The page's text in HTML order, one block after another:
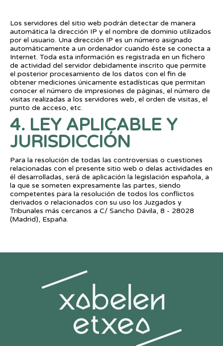
Los servidores del sitio web podrán detectar de manera
automática la dirección IP y el nombre de dominio utilizados
por el usuario. Una dirección IP es un número asignado
automáticamente a un ordenador cuando éste se conecta a
Internet. Toda esta información es registrada en un fichero
de actividad del servidor debidamente inscrito que permite
el posterior procesamiento de los datos con el fin de
obtener mediciones únicamente estadísticas que permitan
conocer el número de impresiones de páginas, el número de
visitas realizadas a los servidores web, el orden de visitas, el
punto de acceso, etc.
4. LEY APLICABLE Y
JURISDICCIÓN
Para la resolución de todas las controversias o cuestiones
relacionadas con el presente sitio web o delas actividades en
él desarrolladas, será de aplicación la legislación española, a
la que se someten expresamente las partes, siendo
competentes para la resolución de todos los conflictos
derivados o relacionados con su uso los Juzgados y
Tribunales más cercanos a C/ Sancho Dávila, 8 - 28028
(Madrid), España.